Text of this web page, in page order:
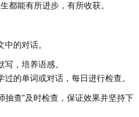
都能有所进步，有所收获。
中的对话。
，培养语感。
过的单词或对话，每日进行检查。
抽查”及时检查，保证效果并坚持下